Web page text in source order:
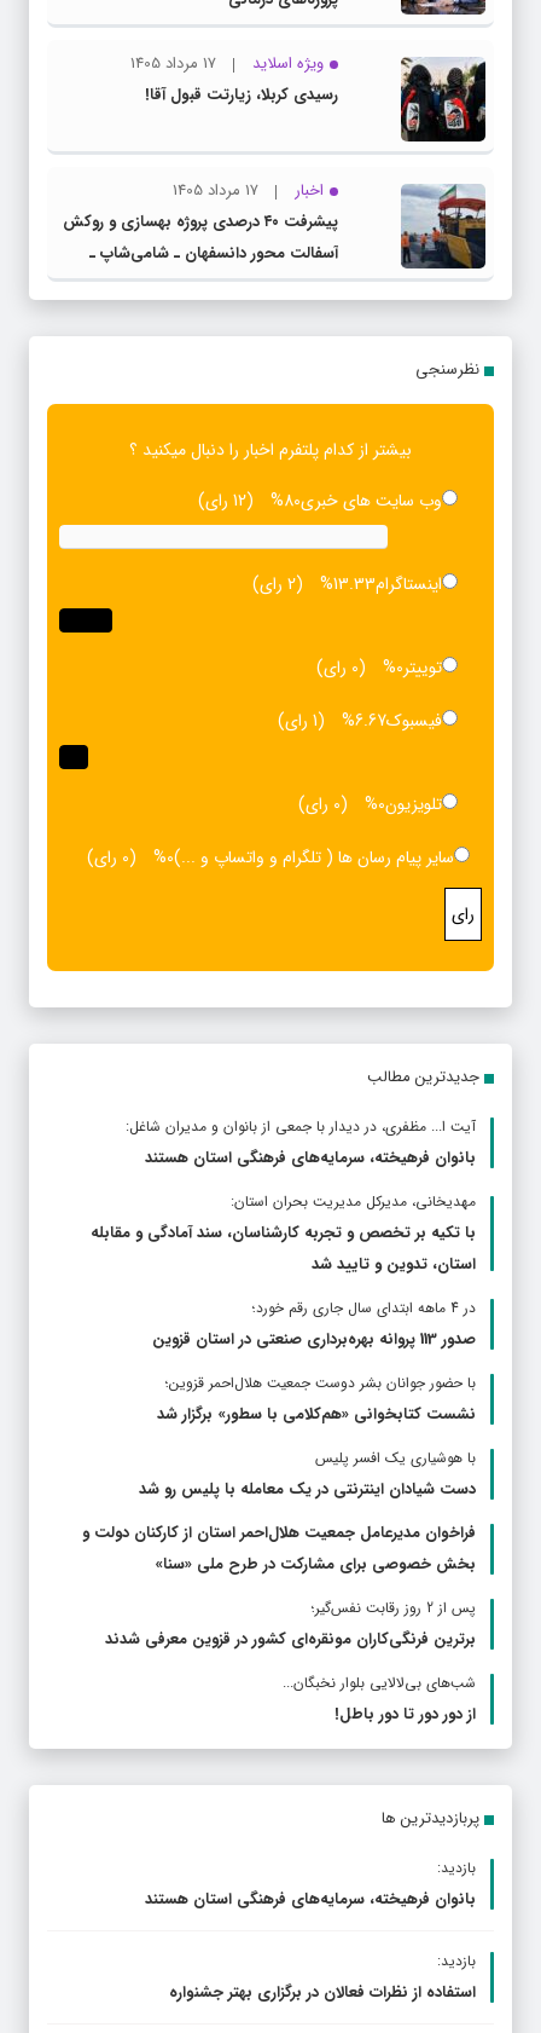
ویژه اسلاید
17 مرداد 1405
رسیدی کربلا، زیارتت قبول آقا!
اخبار
17 مرداد 1405
پیشرفت ۴۰ درصدی پروژه بهسازی و روکش
آسفالت محور دانسفهان ـ شامی‌شاپ ـ
ضیاآباد
نظرسنجی
بیشتر از کدام پلتفرم اخبار را دنبال میکنید ؟
وب سایت های خبری80% (12 رای)
اینستاگرام13.33% (2 رای)
توییتر0%
(0 رای)
فیسبوک6.67% (1 رای)
تلویزیون0%
(0 رای)
سایر پیام رسان ها ( تلگرام و واتساپ و ...)0% (0 رای)
رای
جدیدترین مطالب
آیت ا... مظفری، در دیدار با جمعی از بانوان و مدیران شاغل:
بانوان فرهیخته، سرمایه‌های فرهنگی استان هستند
مهدیخانی، مدیرکل مدیریت بحران استان:
با تکیه بر تخصص و تجربه کارشناسان، سند آمادگی و مقابله
استان، تدوین و تایید شد
در 4 ماهه ابتدای سال جاری رقم خورد؛
صدور 113 پروانه بهره‌برداری صنعتی در استان قزوین
با حضور جوانان بشر دوست جمعیت هلال‌احمر قزوین؛
نشست کتابخوانی «هم‌کلامی با سطور» برگزار شد
با هوشیاری یک افسر پلیس
دست شیادان اینترنتی در یک معامله با پلیس رو شد
فراخوان مدیرعامل جمعیت هلال‌احمر استان از کارکنان دولت و
بخش خصوصی برای مشارکت در طرح ملی «سنا»
پس از 2 روز رقابت نفس‌گیر؛
برترین فرنگی‌کاران مونقره‌ای کشور در قزوین معرفی شدند
شب‌های بی‌لالایی بلوار نخبگان...
از دور دور تا دور باطل!
پربازدیدترین ها
بازدید:
بانوان فرهیخته، سرمایه‌های فرهنگی استان هستند
بازدید:
استفاده از نظرات فعالان در برگزاری بهتر جشنواره